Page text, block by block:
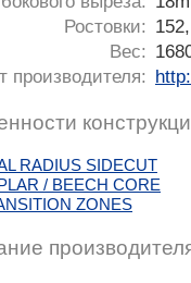
Ростовки:
Вес:
производителя:
RADIUS SIDECUT
/ BEECH CORE
ZONES